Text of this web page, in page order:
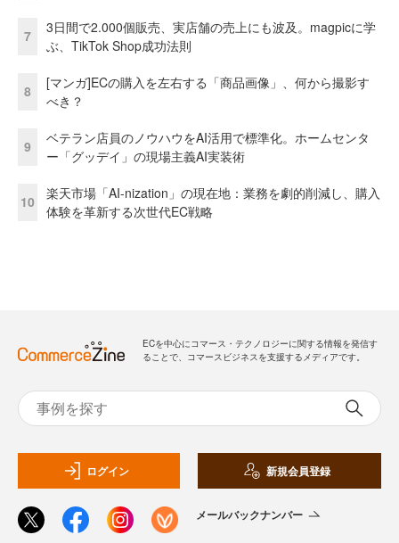
7
3日間で2.000個販売、実店舗の売上にも波及。magpicに学
ぶ、TikTok Shop成功法則
8
[マンガ]ECの購入を左右する「商品画像」、何から撮影す
べき？
9
ベテラン店員のノウハウをAI活用で標準化。ホームセンタ
ー「グッデイ」の現場主義AI実装術
10
楽天市場「AI-nization」の現在地：業務を劇的削減し、購入
体験を革新する次世代EC戦略
ECを中心にコマース・テクノロジーに関する情報を発信す
ることで、コマースビジネスを支援するメディアです。
ログイン 新規会員登録
メールバックナンバー